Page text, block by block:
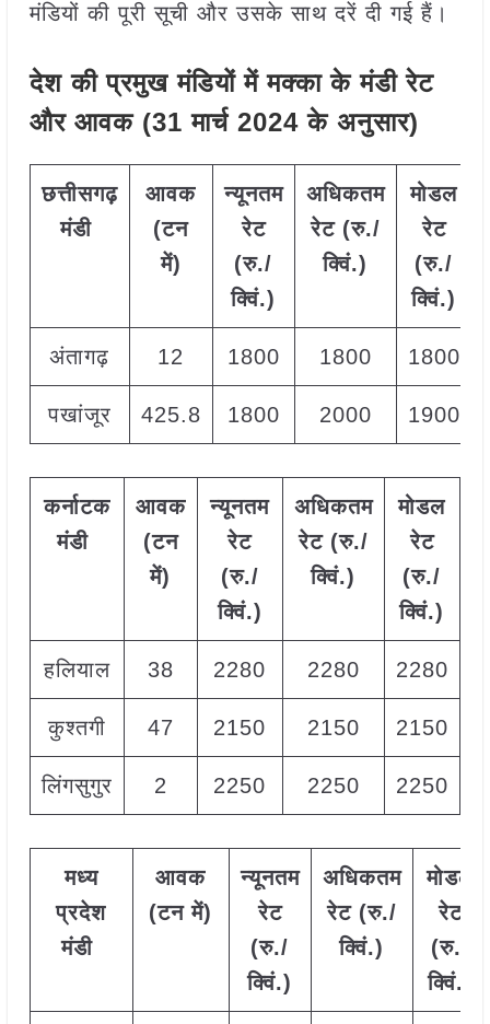
मंडियों की पूरी सूची और उसके साथ दरें दी गई हैं।
देश की प्रमुख मंडियों में मक्का के मंडी रेट
और आवक (31 मार्च 2024 के अनुसार)
छत्तीसगढ़
मंडी
आवक
(टन
में)
न्यूनतम
रेट
(रु./
क्विं.)
अधिकतम
रेट (रु./
क्विं.)
मोडल
रेट
(रु./
क्विं.)
अंतागढ़ 12 1800 1800 1800
पखांजूर 425.8 1800 2000 1900
कर्नाटक
मंडी
आवक
(टन
में)
न्यूनतम
रेट
(रु./
क्विं.)
अधिकतम
रेट (रु./
क्विं.)
मोडल
रेट
(रु./
क्विं.)
हलियाल 38 2280 2280 2280
कुश्तगी 47 2150 2150 2150
लिंगसुगुर 2 2250 2250 2250
मध्य
प्रदेश
मंडी
आवक
(टन में)
न्यूनतम
रेट
(रु./
क्विं.)
अधिकतम
रेट (रु./
क्विं.)
मोडल
रेट
(रु./
क्विं.)